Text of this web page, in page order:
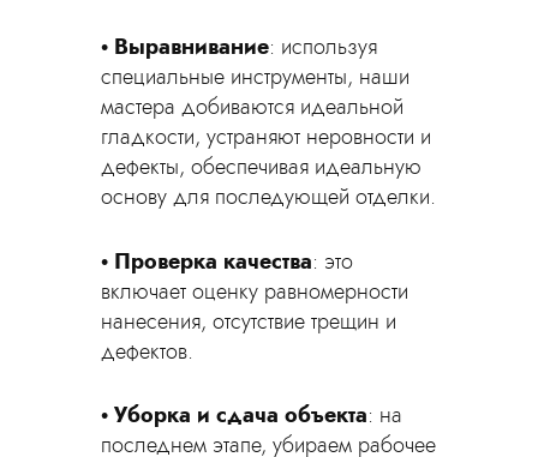
Выравнивание: используя
специальные инструменты, наши
мастера добиваются идеальной
гладкости, устраняют неровности и
дефекты, обеспечивая идеальную
основу для последующей отделки.
Проверка качества: это
включает оценку равномерности
нанесения, отсутствие трещин и
дефектов.
Уборка и сдача объекта: на
последнем этапе, убираем рабочее